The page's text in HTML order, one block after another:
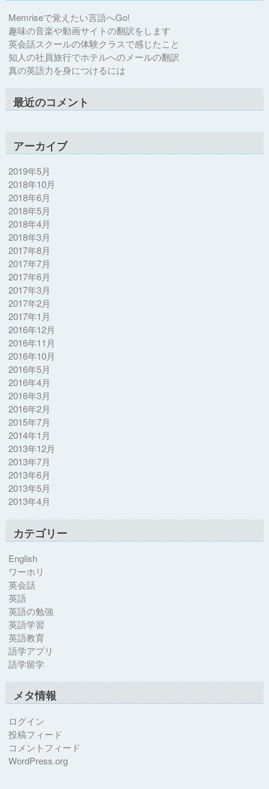
Memriseで覚えたい言語へGo!
趣味の音楽や動画サイトの翻訳をします
英会話スクールの体験クラスで感じたこと
知人の社員旅行でホテルへのメールの翻訳
真の英語力を身につけるには
最近のコメント
アーカイブ
2019年5月
2018年10月
2018年6月
2018年5月
2018年4月
2018年3月
2017年8月
2017年7月
2017年6月
2017年3月
2017年2月
2017年1月
2016年12月
2016年11月
2016年10月
2016年5月
2016年4月
2016年3月
2016年2月
2015年7月
2014年1月
2013年12月
2013年7月
2013年6月
2013年5月
2013年4月
カテゴリー
English
ワーホリ
英会話
英語
英語の勉強
英語学習
英語教育
語学アプリ
語学留学
メタ情報
ログイン
投稿フィード
コメントフィード
WordPress.org